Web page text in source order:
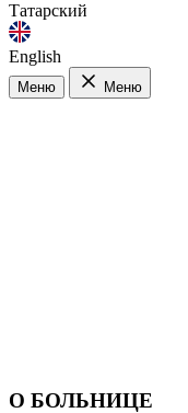
Татарский
English
Меню Меню
О БОЛЬНИЦЕ